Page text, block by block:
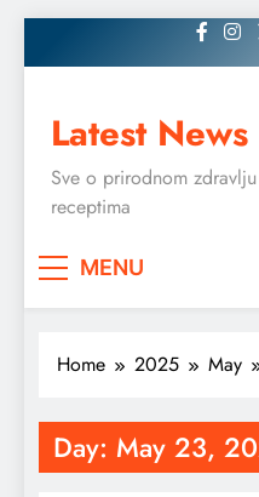
to
Latest News
Sve o prirodnom
receptima
MENU
Home 2025 May
Day: May 23,